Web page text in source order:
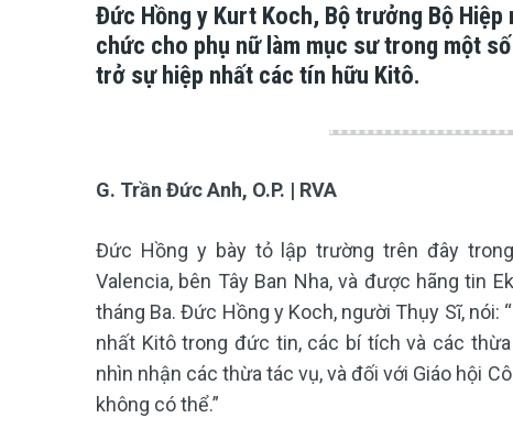
Đức Hồng y Kurt Koch, Bộ trưởng Bộ
chức cho phụ nữ làm mục sư trong một
trở sự hiệp nhất các tín hữu Kitô.
G. Trần Đức Anh, O.P. | RVA
Đức Hồng y bày tỏ lập trường trên đây
Valencia, bên Tây Ban Nha, và được hãng tin
tháng Ba. Đức Hồng y Koch, người Thụy Sĩ,
nhất Kitô trong đức tin, các bí tích và các
nhìn nhận các thừa tác vụ, và đối với Giáo hội
không có thể.”